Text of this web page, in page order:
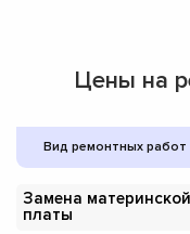
Цены на
Вид ремонтных работ
Замена материнской
платы